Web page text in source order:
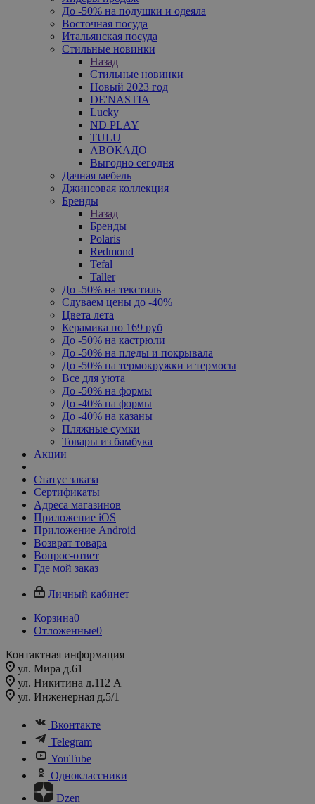
До -50% на подушки и одеяла
Восточная посуда
Итальянская посуда
Стильные новинки
Назад
Стильные новинки
Новый 2023 год
DE'NASTIA
Lucky
ND PLAY
TULU
АВОКАДО
Выгодно сегодня
Дачная мебель
Джинсовая коллекция
Бренды
Назад
Бренды
Polaris
Redmond
Tefal
Taller
До -50% на текстиль
Сдуваем цены до -40%
Цвета лета
Керамика по 169 руб
До -50% на кастрюли
До -50% на пледы и покрывала
До -50% на термокружки и термосы
Все для уюта
До -50% на формы
До -40% на формы
До -40% на казаны
Пляжные сумки
Товары из бамбука
Акции
Статус заказа
Сертификаты
Адреса магазинов
Приложение iOS
Приложение Android
Возврат товара
Вопрос-ответ
Где мой заказ
Личный кабинет
Корзина0
Отложенные0
Контактная информация
ул. Мира д.61
ул. Никитина д.112 А
ул. Инженерная д.5/1
Вконтакте
Telegram
YouTube
Одноклассники
Dzen